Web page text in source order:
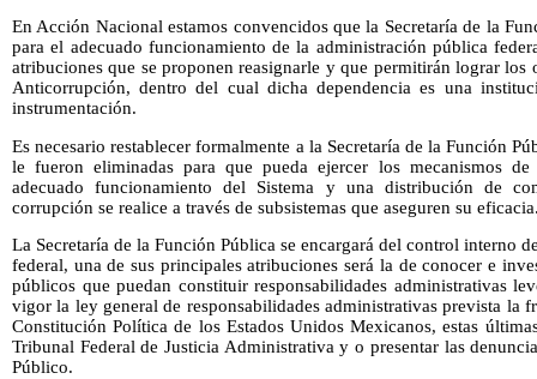
En Acción Nacional estamos convencidos que la Secretaría de la
para el adecuado funcionamiento de la administración pública
atribuciones que se proponen reasignarle y que permitirán lograr
Anticorrupción, dentro del cual dicha dependencia es una
instrumentación.
Es necesario restablecer formalmente a la Secretaría de la Función
le fueron eliminadas para que pueda ejercer los mecanismos
adecuado funcionamiento del Sistema y una distribución de
corrupción se realice a través de subsistemas que aseguren su
La Secretaría de la Función Pública se encargará del control interno
federal, una de sus principales atribuciones será la de conocer e
públicos que puedan constituir responsabilidades administrativas
vigor la ley general de responsabilidades administrativas prevista
Constitución Política de los Estados Unidos Mexicanos, estas
Tribunal Federal de Justicia Administrativa y o presentar las
Público.